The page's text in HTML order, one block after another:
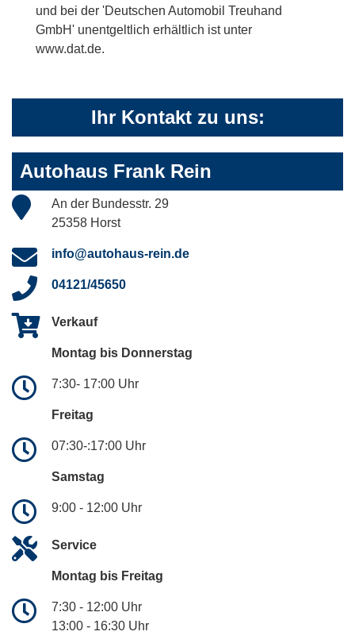
und bei der 'Deutschen Automobil Treuhand
GmbH' unentgeltlich erhältlich ist unter
www.dat.de.
Ihr Kontakt zu uns:
Autohaus Frank Rein
An der Bundesstr. 29
25358 Horst
info@autohaus-rein.de
04121/45650
Verkauf
Montag bis Donnerstag
7:30- 17:00 Uhr
Freitag
07:30-:17:00 Uhr
Samstag
9:00 - 12:00 Uhr
Service
Montag bis Freitag
7:30 - 12:00 Uhr
13:00 - 16:30 Uhr